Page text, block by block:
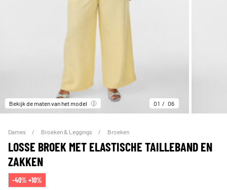
Bekijk de maten van het model 01 06
Dames Broeken & Leggings Broeken
LOSSE BROEK MET ELASTISCHE TAILLEBAND EN
ZAKKEN
-40% +10%